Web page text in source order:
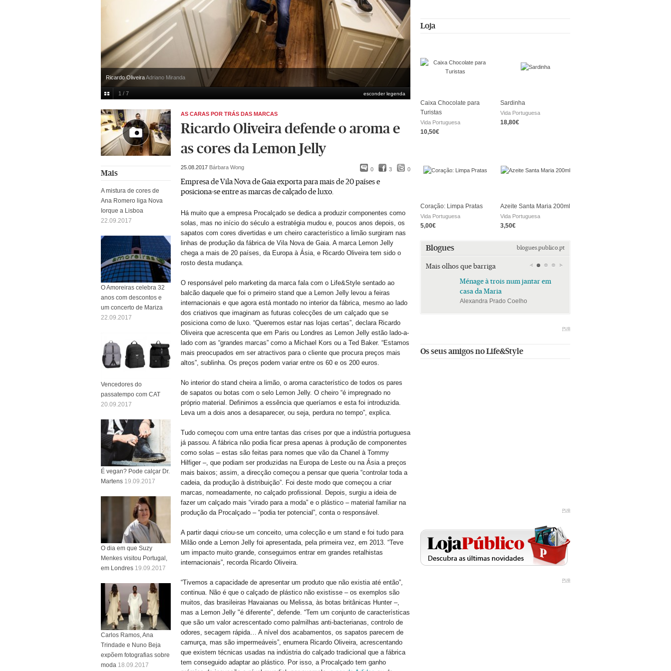
Ricardo OliveiraAdriano Miranda
esconder legenda
1 / 7
AS CARAS POR TRÁS DAS MARCAS
Ricardo Oliveira defende o aroma e
as cores da Lemon Jelly
0 3 0
25.08.2017 Bárbara Wong
Empresa de Vila Nova de Gaia exporta para mais de 20 países e
posiciona-se entre as marcas de calçado de luxo.
Há muito que a empresa Procalçado se dedica a produzir componentes como
solas, mas no início do século a estratégia mudou e, poucos anos depois, os
sapatos com cores divertidas e um cheiro característico a limão surgiram nas
linhas de produção da fábrica de Vila Nova de Gaia. A marca Lemon Jelly
chega a mais de 20 países, da Europa à Ásia, e Ricardo Oliveira tem sido o
rosto desta mudança.
O responsável pelo marketing da marca fala com o Life&Style sentado ao
balcão daquele que foi o primeiro stand que a Lemon Jelly levou a feiras
internacionais e que agora está montado no interior da fábrica, mesmo ao lado
dos criativos que imaginam as futuras colecções de um calçado que se
posiciona como de luxo. “Queremos estar nas lojas certas”, declara Ricardo
Oliveira que acrescenta que em Paris ou Londres as Lemon Jelly estão lado-a-
lado com as “grandes marcas” como a Michael Kors ou a Ted Baker. “Estamos
mais preocupados em ser atractivos para o cliente que procura preços mais
altos”, sublinha. Os preços podem variar entre os 60 e os 200 euros.
No interior do stand cheira a limão, o aroma característico de todos os pares
de sapatos ou botas com o selo Lemon Jelly. O cheiro “é impregnado no
próprio material. Definimos a essência que queríamos e esta foi introduzida.
Leva um a dois anos a desaparecer, ou seja, perdura no tempo”, explica.
Tudo começou com uma entre tantas das crises por que a indústria portuguesa
já passou. A fábrica não podia ficar presa apenas à produção de componentes
como solas – estas são feitas para nomes que vão da Chanel à Tommy
Hilfiger –, que podiam ser produzidas na Europa de Leste ou na Ásia a preços
mais baixos; assim, a direcção começou a pensar que queria “controlar toda a
cadeia, da produção à distribuição”. Foi deste modo que começou a criar
marcas, nomeadamente, no calçado profissional. Depois, surgiu a ideia de
fazer um calçado mais “virado para a moda” e o plástico – material familiar na
produção da Procalçado – “podia ter potencial”, conta o responsável.
A partir daqui criou-se um conceito, uma colecção e um stand e foi tudo para
Milão onde a Lemon Jelly foi apresentada, pela primeira vez, em 2013. “Teve
um impacto muito grande, conseguimos entrar em grandes retalhistas
internacionais”, recorda Ricardo Oliveira.
“Tivemos a capacidade de apresentar um produto que não existia até então”,
continua. Não é que o calçado de plástico não existisse – os exemplos são
muitos, das brasileiras Havaianas ou Melissa, às botas britânicas Hunter –,
mas a Lemon Jelly "é diferente", defende. “Tem um conjunto de características
que são um valor acrescentado como palmilhas anti-bacterianas, controlo de
odores, secagem rápida… A nível dos acabamentos, os sapatos parecem de
camurça, mas são impermeáveis”, enumera Ricardo Oliveira, acrescentando
que existem técnicas usadas na indústria do calçado tradicional que a fábrica
tem conseguido adaptar ao plástico. Por isso, a Procalçado tem ganho
Mais
A mistura de cores de
Ana Romero liga Nova
Iorque a Lisboa
22.09.2017
O Amoreiras celebra 32
anos com descontos e
um concerto de Mariza
22.09.2017
Vencedores do
passatempo com CAT
20.09.2017
É vegan? Pode calçar Dr.
Martens 19.09.2017
O dia em que Suzy
Menkes visitou Portugal,
em Londres 19.09.2017
Carlos Ramos, Ana
Trindade e Nuno Beja
expõem fotografias sobre
moda 18.09.2017
Loja
Caixa Chocolate para
Turistas
Vida Portuguesa
10,50€
Sardinha
Vida Portuguesa
18,80€
Coração: Limpa Pratas
Vida Portuguesa
5,00€
Azeite Santa Maria 200ml
Vida Portuguesa
3,50€
Blogues blogues.publico.pt
Mais olhos que barriga
Ménage à trois num jantar em
casa da Maria
Alexandra Prado Coelho
PUB
Os seus amigos no Life&Style
PUB
PUB